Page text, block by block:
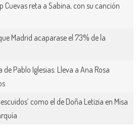
Cuevas reta a Sabina, con su canción
Madrid acaparase el 73% de la
de Pablo Iglesias: Lleva a Ana Rosa
como el de Doña Letizia en Misa